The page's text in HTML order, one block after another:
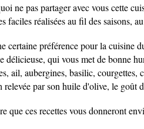
ne pas partager avec vous cette
faciles réalisées au fil des saisons,
certaine préférence pour la cuisine
délicieuse, qui vous met de bonne
ail, aubergines, basilic,
relevée par son huile d'olive, le goût
que ces recettes vous donneront